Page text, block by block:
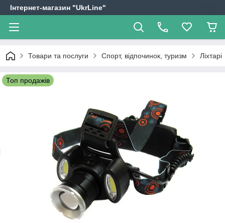
Інтернет-магазин "UkrLine"
Товари та послуги Спорт, відпочинок, туризм Ліхтарі
Топ продажів